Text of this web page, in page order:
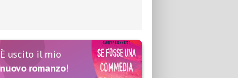
È uscito il mio
nuovo romanzo!